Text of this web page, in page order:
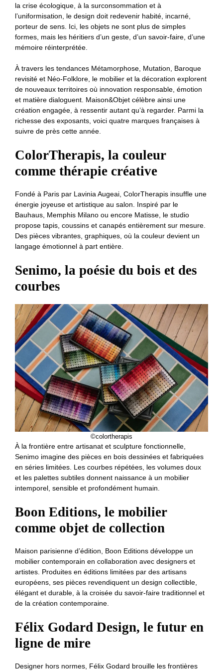
la crise écologique, à la surconsommation et à
l’uniformisation, le design doit redevenir habité, incarné,
porteur de sens. Ici, les objets ne sont plus de simples
formes, mais les héritiers d’un geste, d’un savoir-faire, d’une
mémoire réinterprétée.
À travers les tendances Métamorphose, Mutation, Baroque
revisité et Néo-Folklore, le mobilier et la décoration explorent
de nouveaux territoires où innovation responsable, émotion
et matière dialoguent. Maison&Objet célèbre ainsi une
création engagée, à ressentir autant qu’à regarder. Parmi la
richesse des exposants, voici quatre marques françaises à
suivre de près cette année.
ColorTherapis, la couleur
comme thérapie créative
Fondé à Paris par Lavinia Augeai, ColorTherapis insuffle une
énergie joyeuse et artistique au salon. Inspiré par le
Bauhaus, Memphis Milano ou encore Matisse, le studio
propose tapis, coussins et canapés entièrement sur mesure.
Des pièces vibrantes, graphiques, où la couleur devient un
langage émotionnel à part entière.
Senimo, la poésie du bois et des
courbes
©colortherapis
À la frontière entre artisanat et sculpture fonctionnelle,
Senimo imagine des pièces en bois dessinées et fabriquées
en séries limitées. Les courbes répétées, les volumes doux
et les palettes subtiles donnent naissance à un mobilier
intemporel, sensible et profondément humain.
Boon Editions, le mobilier
comme objet de collection
Maison parisienne d’édition, Boon Editions développe un
mobilier contemporain en collaboration avec designers et
artistes. Produites en éditions limitées par des artisans
européens, ses pièces revendiquent un design collectible,
élégant et durable, à la croisée du savoir-faire traditionnel et
de la création contemporaine.
Félix Godard Design, le futur en
ligne de mire
Designer hors normes, Félix Godard brouille les frontières